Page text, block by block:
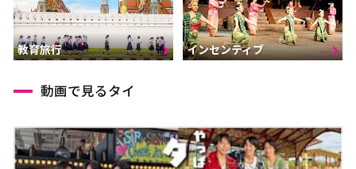
教育旅行 インセンティブ
動画で見るタイ